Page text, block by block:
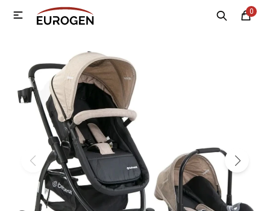
0
 MI CUENTA
Nosotros
Electrodomésticos
Tecnología
Climatización